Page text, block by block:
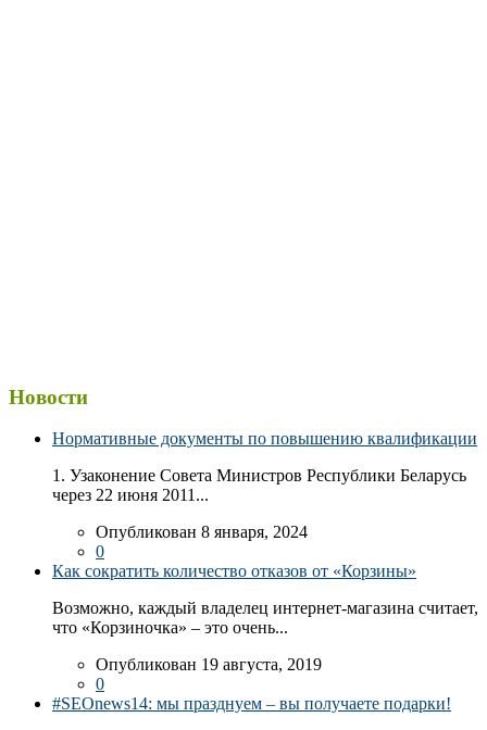
Новости
Нормативные документы по повышению квалификации
1. Узаконение Совета Министров Республики Беларусь
через 22 июня 2011...
Опубликован 8 января, 2024
0
Как сократить количество отказов от «Корзины»
Возможно, каждый владелец интернет-магазина считает,
что «Корзиночка» – это очень...
Опубликован 19 августа, 2019
0
#SEOnews14: мы празднуем – вы получаете подарки!